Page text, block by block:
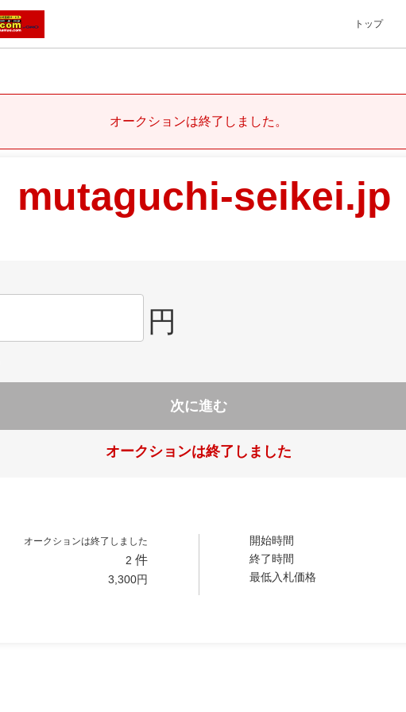
トップ
オークションは終了しました。
mutaguchi-seikei.jp
円
次に進む
オークションは終了しました
オークションは終了しました
2 件
3,300円
開始時間
終了時間
最低入札価格